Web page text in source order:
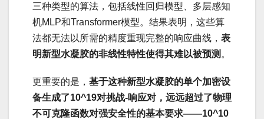
三种类型的算法，包括线性回归模型、多层感知
机MLP和Transformer模型。结果表明，这些算
法都无法以所需的精度重现完整的响应曲线， 表
明新型水凝胶的非线性特性使得其难以被预测 。
更重要的是， 基于这种新型水凝胶的单个加密设
备生成了10^19对挑战-响应对，远远超过了物理
不可克隆函数对强安全性的基本要求——10^10